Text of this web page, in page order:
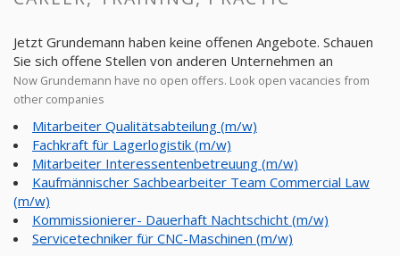
Jetzt Grundemann haben keine offenen Angebote. Schauen
Sie sich offene Stellen von anderen Unternehmen an
Now Grundemann have no open offers. Look open vacancies from
other companies
Mitarbeiter Qualitätsabteilung (m/w)
Fachkraft für Lagerlogistik (m/w)
Mitarbeiter Interessentenbetreuung (m/w)
Kaufmännischer Sachbearbeiter Team Commercial Law
(m/w)
Kommissionierer- Dauerhaft Nachtschicht (m/w)
Servicetechniker für CNC-Maschinen (m/w)